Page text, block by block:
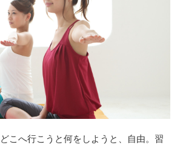
こへ行こうと何をしようと、自由。習